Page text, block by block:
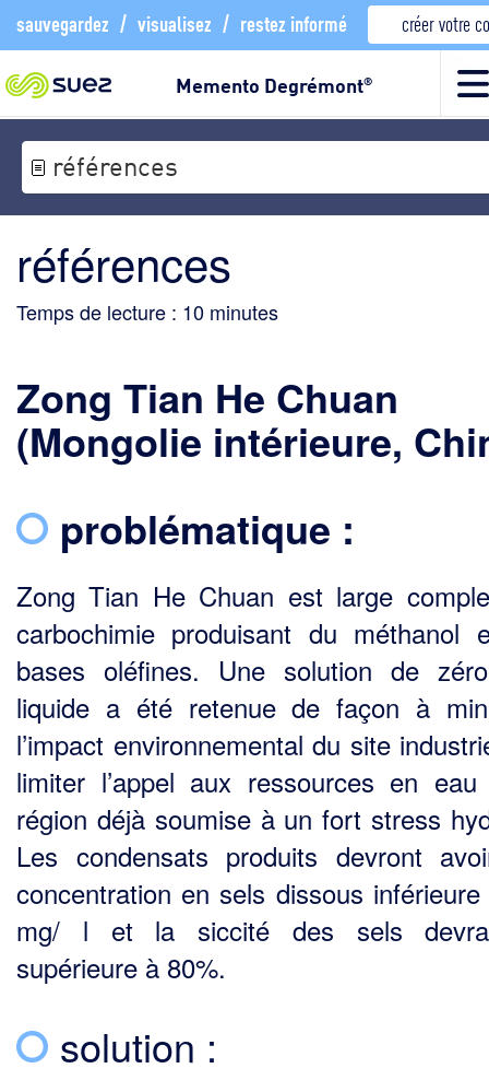
sauvegardez / visualisez / restez informé créer votre
Memento Degrémont®
références
références
Temps de lecture : 10 minutes
Zong Tian He Chuan
(Mongolie intérieure,
problématique :
Zong Tian He Chuan est large
carbochimie produisant du méthanol
bases oléfines. Une solution de
liquide a été retenue de façon à
l’impact environnemental du site
limiter l’appel aux ressources en
région déjà soumise à un fort stress
Les condensats produits devront
concentration en sels dissous
mg/ l et la siccité des sels
supérieure à 80%.
solution :